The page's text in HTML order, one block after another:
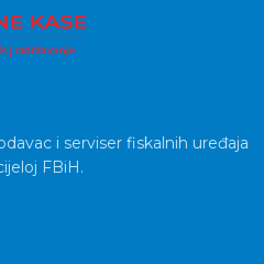
i serviser fiskalnih uređaja
FBiH.